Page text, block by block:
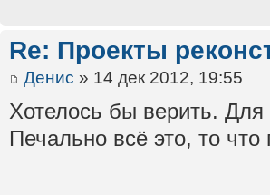
Re: Проекты
Денис » 14 дек 2012, 19:55
Хотелось бы верить. Для
Печально всё это, то что